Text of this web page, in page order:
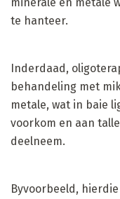
te hanteer.
Inderdaad,
behandeling met
metale, wat in baie
voorkom en aan
deelneem.
Byvoorbeeld,